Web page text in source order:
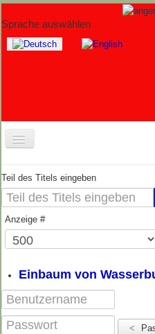
Sprache auswählen
Home
Fotos
Wracks
Workshops
Berichte
Software
Impressum
Teil des Titels eingeben
Anzeige #
Einbaum von